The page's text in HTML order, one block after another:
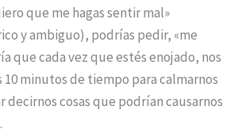
que me hagas sentir mal»
y ambiguo), podrías pedir, «me
que cada vez que estés enojado, nos
10 minutos de tiempo para calmarnos
decirnos cosas que podrían causarnos